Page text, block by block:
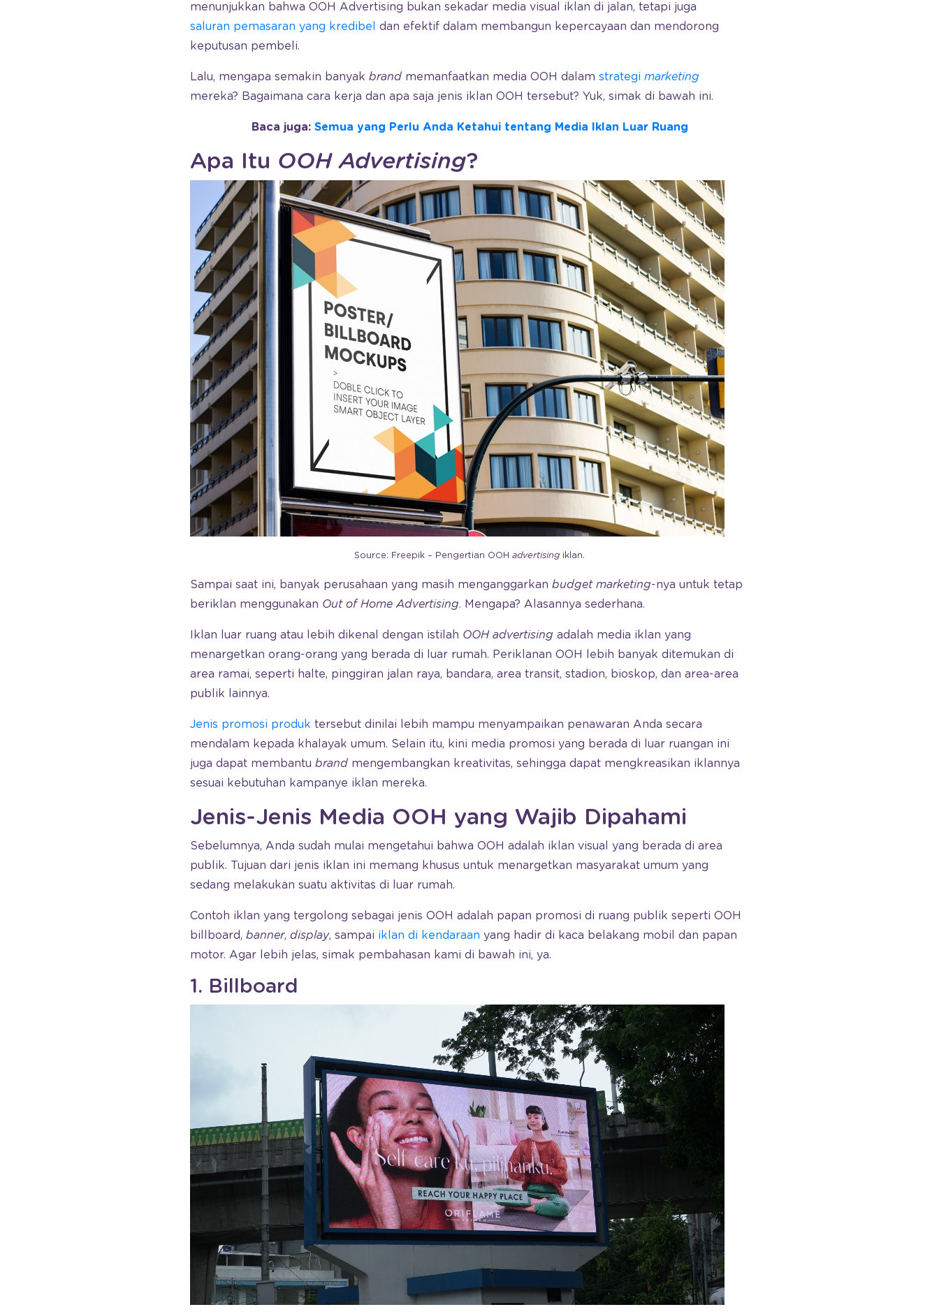
menunjukkan bahwa OOH Advertising bukan sekadar media visual iklan di jalan, tetapi juga
saluran pemasaran yang kredibel
dan efektif dalam membangun kepercayaan dan mendorong
keputusan pembeli.
Lalu, mengapa semakin banyak brand memanfaatkan media OOH dalam strategi marketing
mereka? Bagaimana cara kerja dan apa saja jenis iklan OOH tersebut? Yuk, simak di bawah ini.
Baca juga: Semua yang Perlu Anda Ketahui tentang Media Iklan Luar Ruang
Apa Itu OOH Advertising?
Source: Freepik – Pengertian OOH advertising iklan.
Sampai saat ini, banyak perusahaan yang masih menganggarkan budget marketing-nya untuk tetap
beriklan menggunakan Out of Home Advertising. Mengapa? Alasannya sederhana.
Iklan luar ruang atau lebih dikenal dengan istilah OOH advertising adalah media iklan yang
menargetkan orang-orang yang berada di luar rumah. Periklanan OOH lebih banyak ditemukan di
area ramai, seperti halte, pinggiran jalan raya, bandara, area transit, stadion, bioskop, dan area-area
publik lainnya.
Jenis promosi produk tersebut dinilai lebih mampu menyampaikan penawaran Anda secara
mendalam kepada khalayak umum. Selain itu, kini media promosi yang berada di luar ruangan ini
juga dapat membantu brand mengembangkan kreativitas, sehingga dapat mengkreasikan iklannya
sesuai kebutuhan kampanye iklan mereka.
Jenis-Jenis Media OOH yang Wajib Dipahami
Sebelumnya, Anda sudah mulai mengetahui bahwa OOH adalah iklan visual yang berada di area
publik. Tujuan dari jenis iklan ini memang khusus untuk menargetkan masyarakat umum yang
sedang melakukan suatu aktivitas di luar rumah.
Contoh iklan yang tergolong sebagai jenis OOH adalah papan promosi di ruang publik seperti OOH
billboard, banner, display, sampai iklan di kendaraan yang hadir di kaca belakang mobil dan papan
motor. Agar lebih jelas, simak pembahasan kami di bawah ini, ya.
1. Billboard